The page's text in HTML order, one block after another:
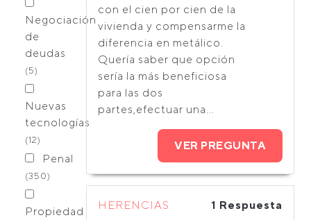
Negociación
de
deudas
(5)
Nuevas
tecnologías
(12)
Penal
(350)
Propiedad
con el cien por cien de la
vivienda y compensarme la
diferencia en metálico.
Quería saber que opción
sería la más beneficiosa
para las dos
partes,efectuar una...
VER PREGUNTA
HERENCIAS
1 Respuesta